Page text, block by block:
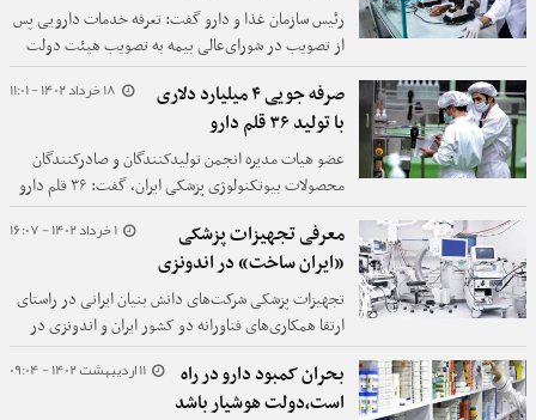
رئیس سازمان غذا و دارو گفت: تعرفه خدمات دارویی پس
از تصویب در شورای‌عالی بیمه به تصویب هیئت دولت
رسید.
18 خرداد 1402 - 11:01
صرفه جویی ۴ میلیارد دلاری
با تولید ۳۶ قلم دارو
عضو هیات مدیره انجمن تولیدکنندگان و صادرکنندگان
محصولات بیوتکنولوژی پزشکی ایران، گفت: ۳۶ قلم دارو
و واکسن زیست فناوری در کشور تولید شده و ۱۵ دارو و
واکسن نیز در مرحله تحقیق و توسعه شرکت‌ها قرار دارد.
1 خرداد 1402 - 16:07
معرفی تجهیزات پزشکی
«ایران ساخت» در اندونزی
تجهیزات پزشکی شرکت‌های دانش بنیان ایرانی در راستای
ارتقا همکاری‌های فناورانه دو کشور ایران و اندونزی در
این کشور معرفی می‌شوند.
11 اردیبهشت 1402 - 09:04
بحران کمبود دارو در راه
است،دولت هوشیار باشد